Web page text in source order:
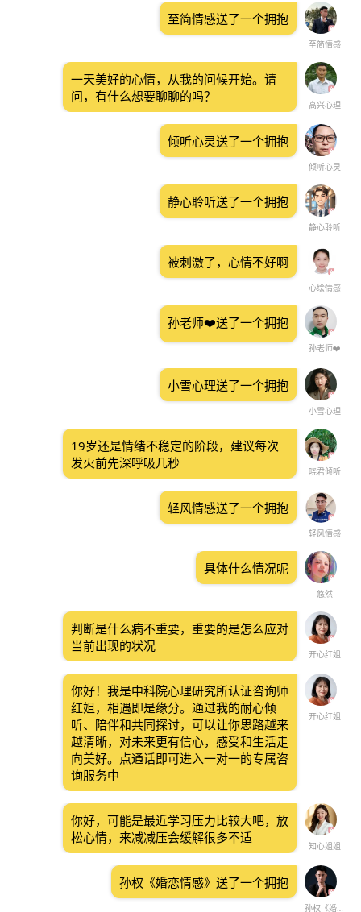
至简情感
至简情感送了一个拥抱
高兴心理
一天美好的心情，从我的问候开始。请
问，有什么想要聊聊的吗？
倾听心灵
倾听心灵送了一个拥抱
静心聆听
静心聆听送了一个拥抱
心绘情感
被刺激了，心情不好啊
孙老师❤️
孙老师❤️送了一个拥抱
小雪心理
小雪心理送了一个拥抱
晓君倾听
19岁还是情绪不稳定的阶段，建议每次
发火前先深呼吸几秒
轻风情感
轻风情感送了一个拥抱
悠然
具体什么情况呢
开心红姐
判断是什么病不重要，重要的是怎么应对
当前出现的状况
开心红姐
你好！我是中科院心理研究所认证咨询师
红姐，相遇即是缘分。通过我的耐心倾
听、陪伴和共同探讨，可以让你思路越来
越清晰，对未来更有信心，感受和生活走
向美好。点通话即可进入一对一的专属咨
询服务中
知心姐姐
你好，可能是最近学习压力比较大吧，放
松心情，来减减压会缓解很多不适
孙权《婚恋情感》
孙权《婚恋情感》送了一个拥抱